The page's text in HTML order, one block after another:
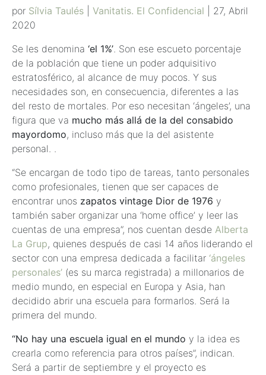
por Sílvia Taulés Vanitatis. El Confidencial | 27, Abril
2020
Se les denomina ‘el 1%’. Son ese escueto porcentaje
de la población que tiene un poder adquisitivo
estratosférico, al alcance de muy pocos. Y sus
necesidades son, en consecuencia, diferentes a las
del resto de mortales. Por eso necesitan ‘ángeles’, una
figura que va mucho más allá de la del consabido
mayordomo, incluso más que la del asistente
personal. .
“Se encargan de todo tipo de tareas, tanto personales
como profesionales, tienen que ser capaces de
encontrar unos zapatos vintage Dior de 1976 y
también saber organizar una ‘home office’ y leer las
cuentas de una empresa”, nos cuentan desde Alberta
La Grup, quienes después de casi 14 años liderando el
sector con una empresa dedicada a facilitar ‘ángeles
personales’ (es su marca registrada) a millonarios de
medio mundo, en especial en Europa y Asia, han
decidido abrir una escuela para formarlos. Será la
primera del mundo.
“No hay una escuela igual en el mundo y la idea es
crearla como referencia para otros países”, indican.
Será a partir de septiembre y el proyecto es